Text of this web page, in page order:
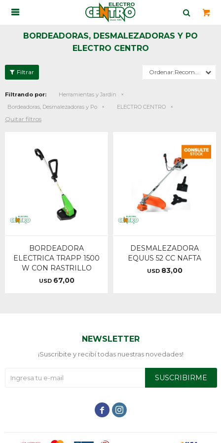

BORDEADORAS, DESMALEZADORAS Y PO
ELECTRO CENTRO
Recomendados
Filtrando por:
Herramientas y Jardín
Bordeadoras, Desmalezadoras y Po
ELECTRO CENTRO
Quitar filtros
BORDEADORA
ELECTRICA TRAPP 1500
W CON RASTRILLO
USD 67,00
DESMALEZADORA
EQUUS 52 CC NAFTA
USD 83,00
NEWSLETTER
¡Suscribite y recibí todas nuestras novedades!
SUSCRIBIRME
 